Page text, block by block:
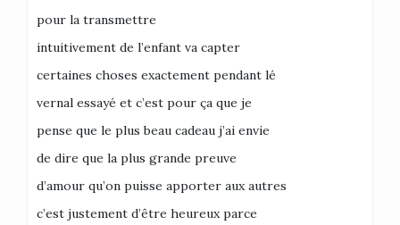
pour la transmettre
intuitivement de l’enfant va capter
certaines choses exactement pendant lé
vernal essayé et c’est pour ça que je
pense que le plus beau cadeau j’ai envie
de dire que la plus grande preuve
d’amour qu’on puisse apporter aux autres
c’est justement d’être heureux parce